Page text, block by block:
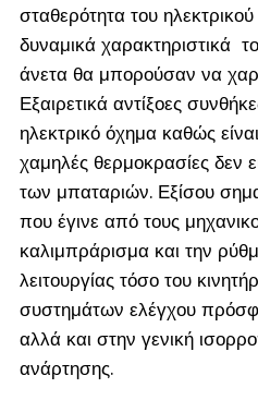
σταθερότητα του
δυναμικά χαρακτηριστικά
άνετα θα μπορούσαν να
Εξαιρετικά αντίξοες
ηλεκτρικό όχημα καθώς
χαμηλές θερμοκρασίες δεν
των μπαταριών. Εξίσου
που έγινε από τους
καλιμπράρισμα και την
λειτουργίας τόσο του
συστημάτων ελέγχου
αλλά και στην γενική
ανάρτησης.